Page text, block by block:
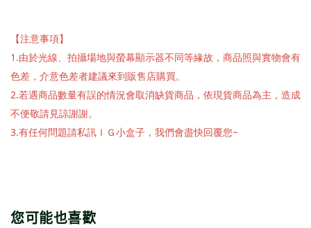
【注意事項】
1.由於光線、拍攝場地與螢幕顯示器不同等緣故，商品照與實物會有
色差，介意色差者建議來到販售店購買。
2.若遇商品數量有誤的情況會取消缺貨商品，依現貨商品為主，造成
不便敬請見諒謝謝。
3.有任何問題請私訊ＩＧ小盒子，我們會盡快回覆您~
您可能也喜歡